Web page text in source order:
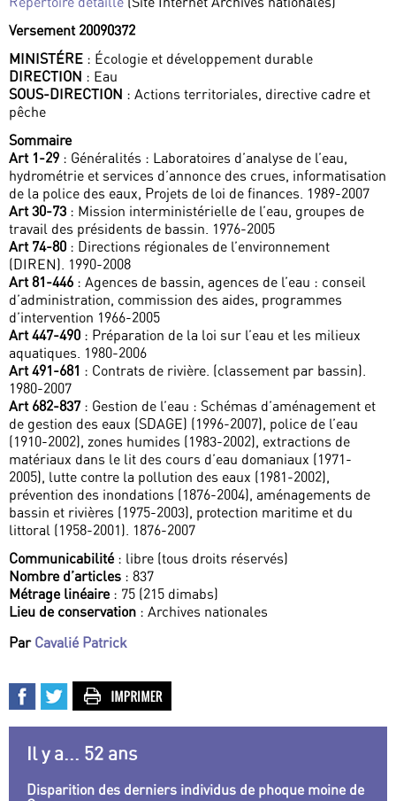
Versement 20090372
MINISTÉRE : Écologie et développement durable
DIRECTION : Eau
SOUS-DIRECTION : Actions territoriales, directive cadre et
pêche
Sommaire
Art 1-29 : Généralités : Laboratoires d’analyse de l’eau,
hydrométrie et services d’annonce des crues, informatisation
de la police des eaux, Projets de loi de finances. 1989-2007
Art 30-73 : Mission interministérielle de l’eau, groupes de
travail des présidents de bassin. 1976-2005
Art 74-80 : Directions régionales de l’environnement
(DIREN). 1990-2008
Art 81-446 : Agences de bassin, agences de l’eau : conseil
d’administration, commission des aides, programmes
d’intervention 1966-2005
Art 447-490 : Préparation de la loi sur l’eau et les milieux
aquatiques. 1980-2006
Art 491-681 : Contrats de rivière. (classement par bassin).
1980-2007
Art 682-837: Gestion de l’eau : Schémas d’aménagement et
de gestion des eaux (SDAGE) (1996-2007), police de l’eau
(1910-2002), zones humides (1983-2002), extractions de
matériaux dans le lit des cours d’eau domaniaux (1971-
2005), lutte contre la pollution des eaux (1981-2002),
prévention des inondations (1876-2004), aménagements de
bassin et rivières (1975-2003), protection maritime et du
littoral (1958-2001). 1876-2007
Communicabilité: libre (tous droits réservés)
Nombre d’articles : 837
Métrage linéaire: 75 (215 dimabs)
Lieu de conservation : Archives nationales
Par Cavalié Patrick
Il y a... 52 ans
Disparition des derniers individus de phoque moine de